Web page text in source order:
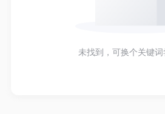
未找到，可换个关键